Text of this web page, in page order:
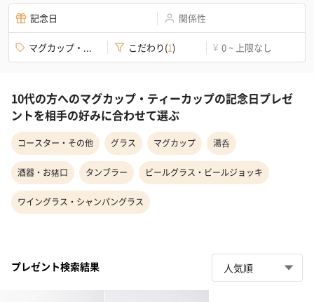
記念日 関係性
マグカップ・... こだわり(1) ¥ 0 ~ 上限なし
10代の方へのマグカップ・ティーカップの記念日プレゼ
ントを相手の好みに合わせて選ぶ
コースター・その他 グラス マグカップ 湯呑
酒器・お猪口 タンブラー ビールグラス・ビールジョッキ
ワイングラス・シャンパングラス
プレゼント検索結果